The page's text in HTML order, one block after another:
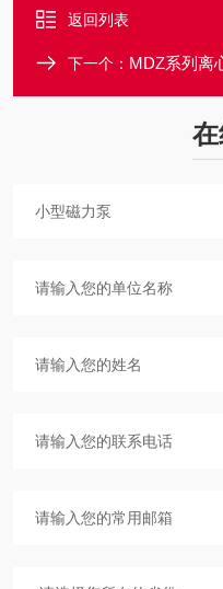
返回列表
下一个： MDZ系列离